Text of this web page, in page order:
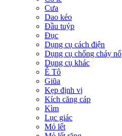
Cưa
Dao kéo
Đầu tuýp
Đục
Dụng cụ cách điện
Dụng cụ chống cháy nổ
Dụng cụ khác
Ê Tô
Giũa
Kẹp định vị
Kích căng cáp
Kìm
Lục giác
Mỏ lết